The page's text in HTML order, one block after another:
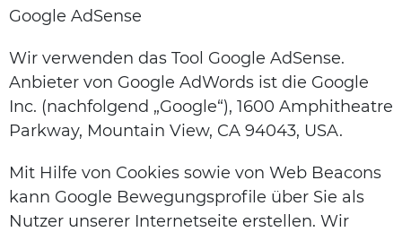
Google AdSense
Wir verwenden das Tool Google AdSense.
Anbieter von Google AdWords ist die Google
Inc. (nachfolgend „Google“), 1600 Amphitheatre
Parkway, Mountain View, CA 94043, USA.
Mit Hilfe von Cookies sowie von Web Beacons
kann Google Bewegungsprofile über Sie als
Nutzer unserer Internetseite erstellen. Wir